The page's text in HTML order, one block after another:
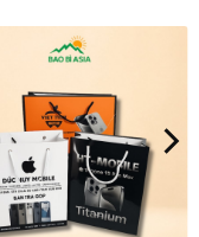
mỹ tối giản:
tạo cảm giác
với mọi
bền chắc:Dày
– thích hợp